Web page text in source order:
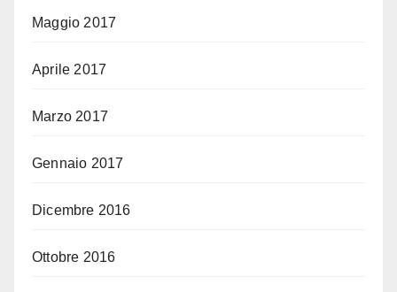
Maggio 2017
Aprile 2017
Marzo 2017
Gennaio 2017
Dicembre 2016
Ottobre 2016